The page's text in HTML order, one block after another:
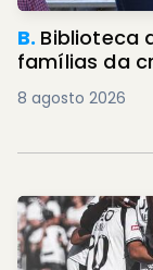
B. Biblioteca
famílias da
8 agosto 2026